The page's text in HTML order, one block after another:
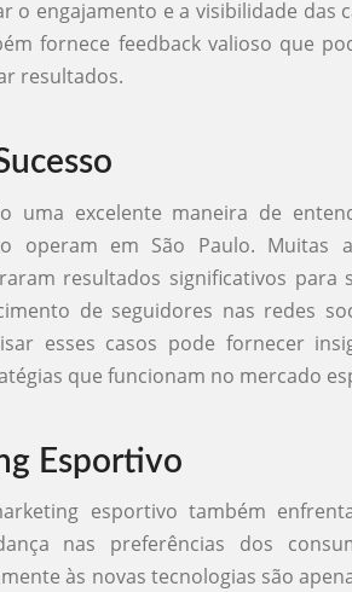
o engajamento e a visibilidade das
fornece feedback valioso que
resultados.
uma excelente maneira de
operam em São Paulo. Muitas
resultados significativos para
de seguidores nas redes
esses casos pode fornecer
que funcionam no mercado
Esportivo
esportivo também
nas preferências dos
às novas tecnologias são